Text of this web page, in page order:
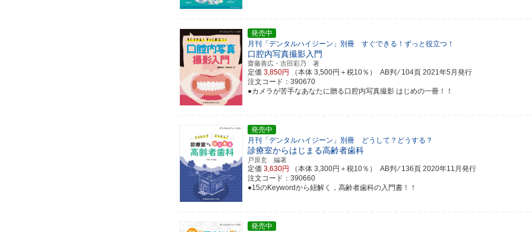
発売中
月刊「デンタルハイジーン」別冊 すぐできる！ずっと役立つ！
口腔内写真撮影入門
齋藤善広・吉田彩乃 著
定価 3,850円 （本体 3,500円＋税10％） AB判 ⁄ 104頁 2021年5月発行
注文コード：390670
●カメラが苦手なあなたに贈る口腔内写真撮影 はじめの一冊！！
発売中
月刊「デンタルハイジーン」別冊 どうして？どうする？
診療室からはじまる高齢者歯科
戸原玄 編著
定価 3,630円 （本体 3,300円＋税10％） AB判 ⁄ 136頁 2020年11月発行
注文コード：390660
●15のKeywordから紐解く，高齢者歯科の入門書！！
発売中